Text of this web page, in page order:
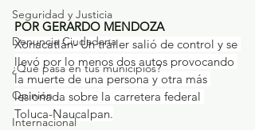
Seguridad y Justicia
Denuncia Ciudadana
¿Qué pasa en tus municipios?
Opinión
Internacional
POR GERARDO MENDOZA
Xonacatlán- Un tráiler salió de control y se
llevó por lo menos dos autos provocando
la muerte de una persona y otra más
lesionada sobre la carretera federal
Toluca-Naucalpan.